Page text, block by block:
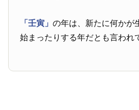
「壬寅」の年は、新たに何かが
始まったりする年だとも言われ